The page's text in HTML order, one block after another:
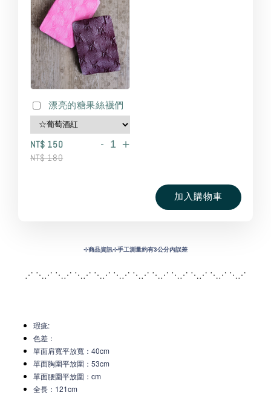
漂亮的糖果絲襪們
NT$ 150
NT$ 180
- +
加入購物車
⊹商品資訊⊹手工測量約有3公分內誤差
⋰ ⋱⋰ ⋱⋰ ⋱⋰ ⋱⋰ ⋱⋰ ⋱⋰ ⋱⋰ ⋱ ⋰ ⋱⋰ ⋱⋰ ⋱⋰
瑕疵:
色差：
單面肩寬平放寬 ：40cm
單面胸圍平放圍：53cm
單面腰圍平放圍：cm
全長：121cm